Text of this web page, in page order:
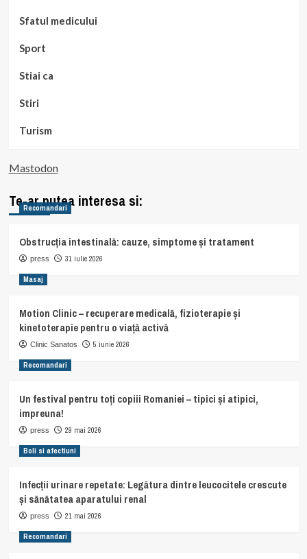
Sfatul medicului
Sport
Stiai ca
Stiri
Turism
Mastodon
Te-ar putea interesa si:
Recomandari
Obstrucția intestinală: cauze, simptome și tratament
press 31 iulie 2026
Masaj
Motion Clinic – recuperare medicală, fizioterapie și
kinetoterapie pentru o viață activă
Clinic Sanatos 5 iunie 2026
Recomandari
Un festival pentru toți copiii Romaniei – tipici și atipici,
impreuna!
press 29 mai 2026
Boli si afectiuni
Infecții urinare repetate: Legătura dintre leucocitele crescute
și sănătatea aparatului renal
press 21 mai 2026
Recomandari